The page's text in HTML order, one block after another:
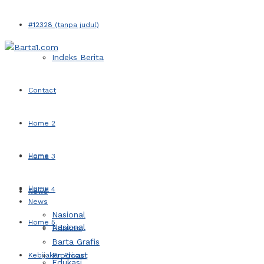
#12328 (tanpa judul)
Indeks Berita
Contact
Home 2
Home 3
Home 4
Home 5
Kebijakan Privasi
Home
News
Nasional
Home
News
Nasional
Edukasi
Barta Grafis
Prodcast